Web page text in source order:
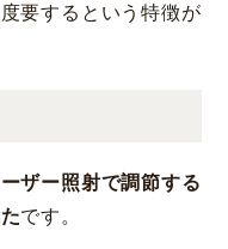
要するという特徴が
ザー照射で調節する
です。